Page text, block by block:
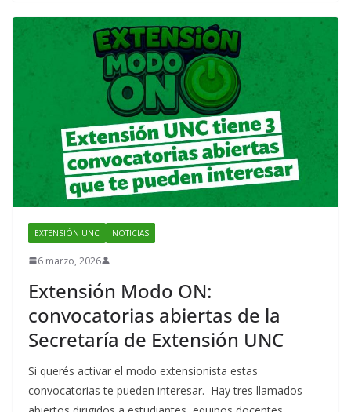
o
EXTENSIÓN UNC NOTICIAS
6 marzo, 2026
Extensión Modo ON:
convocatorias abiertas de la
Secretaría de Extensión UNC
Si querés activar el modo extensionista estas
convocatorias te pueden interesar. Hay tres llamados